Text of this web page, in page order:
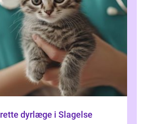
dyrlæge i Slagelse